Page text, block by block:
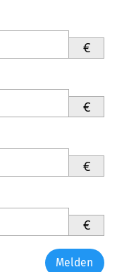
€
€
€
€
Melden